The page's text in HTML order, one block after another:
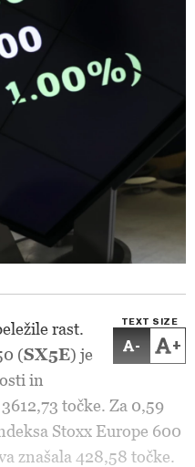
TEXT SIZE
- +
rast.
(SX5E) je
in
točke. Za 0,59
Stoxx Europe 600
znašala 428,58 točke.